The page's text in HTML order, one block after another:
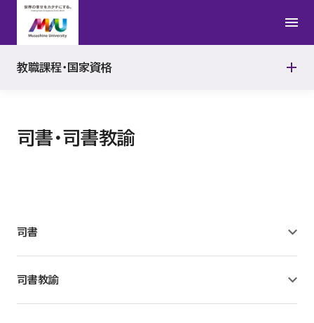
司書・司書教諭
司書
司書教諭
教職課程・国家資格
司書・司書教諭
教職課程データ集